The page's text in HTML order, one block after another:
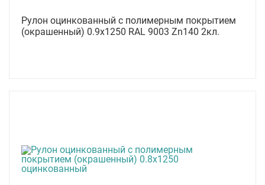
Рулон оцинкованный с полимерным покрытием
(окрашенный) 0.9x1250 RAL 9003 Zn140 2кл.